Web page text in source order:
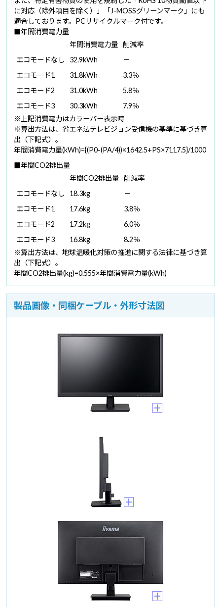
に対応（除外項目を除く）」「J-MOSSグリーンマーク」にも
適合しております。PCリサイクルマーク付です。
■年間消費電力量
年間消費電力量 削減率
エコモードなし
32.9kWh
－
エコモード1
31.8kWh
3.3％
エコモード2
31.0kWh
5.8％
エコモード3
30.3kWh
7.9％
※上記消費電力はカラーバー表示時
※算出方法は、省エネ法テレビジョン受信機の基準に基づき算
出（下記式）。
年間消費電力量(kWh)={(P0-(PA/4))×1642.5+PS×7117.5}/1000
■年間CO2排出量
年間CO2排出量 削減率
エコモードなし
18.3kg
－
エコモード1
17.6kg
3.8％
エコモード2
17.2kg
6.0％
エコモード3
16.8kg
8.2％
※算出方法は、地球温暖化対策の推進に関する法律に基づき算
出（下記式）。
年間CO2排出量(kg)=0.555×年間消費電力量(kWh)
製品画像・同梱ケーブル・外形寸法図